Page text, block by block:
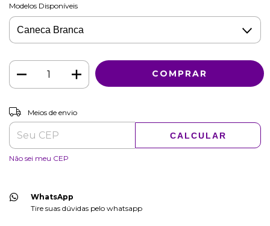
Modelos Disponíveis
Entregas para o CEP:
Meios de envio
CALCULAR
Não sei meu CEP
WhatsApp
Tire suas dúvidas pelo whatsapp